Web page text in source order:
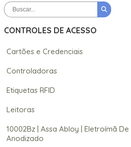
CONTROLES DE ACESSO
Cartões e Credenciais
Controladoras
Etiquetas RFID
Leitoras
10002Bz | Assa Abloy | Eletroímã
Anodizado